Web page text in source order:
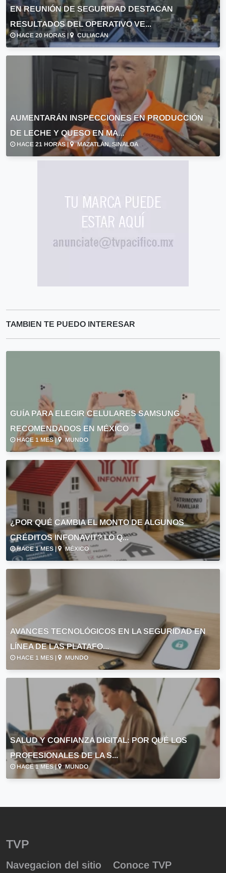
EN REUNIÓN DE SEGURIDAD DESTACAN
RESULTADOS DEL OPERATIVO VE...
HACE 20 HORAS | CULIACÁN
AUMENTARÁN INSPECCIONES EN PRODUCCIÓN
DE LECHE Y QUESO EN MA...
HACE 21 HORAS | MAZATLÁN, SINALOA
TAMBIEN TE PUEDO INTERESAR
GUÍA PARA ELEGIR CELULARES SAMSUNG
RECOMENDADOS EN MÉXICO
HACE 1 MES | MUNDO
¿POR QUÉ CAMBIA EL MONTO DE ALGUNOS
CRÉDITOS INFONAVIT? LO Q...
HACE 1 MES | MÉXICO
AVANCES TECNOLÓGICOS EN LA SEGURIDAD EN
LÍNEA DE LAS PLATAFO...
HACE 1 MES | MUNDO
SALUD Y CONFIANZA DIGITAL: POR QUÉ LOS
PROFESIONALES DE LA S...
HACE 1 MES | MUNDO
TVP
Navegacion del sitio Conoce TVP